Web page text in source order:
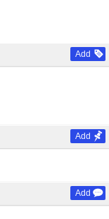
Add
Add
Add